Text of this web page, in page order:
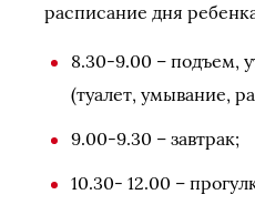
расписание дня ребенка
8.30-9.00 – подъем,
(туалет, умывание,
9.00-9.30 – завтрак;
10.30- 12.00 –